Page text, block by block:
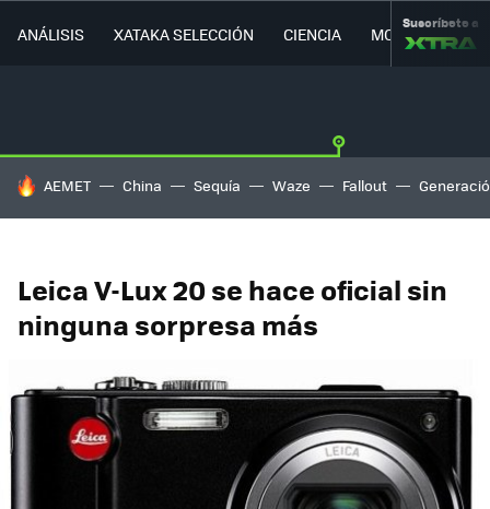
ANÁLISIS XATAKA SELECCIÓN CIENCIA MOVILIDAD
Suscríbete a
HOY SE HABLA DE
AEMET China Sequía Waze Fallout
Leica V-Lux 20 se hace oficial sin
ninguna sorpresa más